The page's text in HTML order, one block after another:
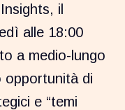
il
alle 18:00
a medio-lungo
opportunità di
e “temi